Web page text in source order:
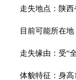
走失地点：陕
目前可能所在
走失缘由：受“
体貌特征：身